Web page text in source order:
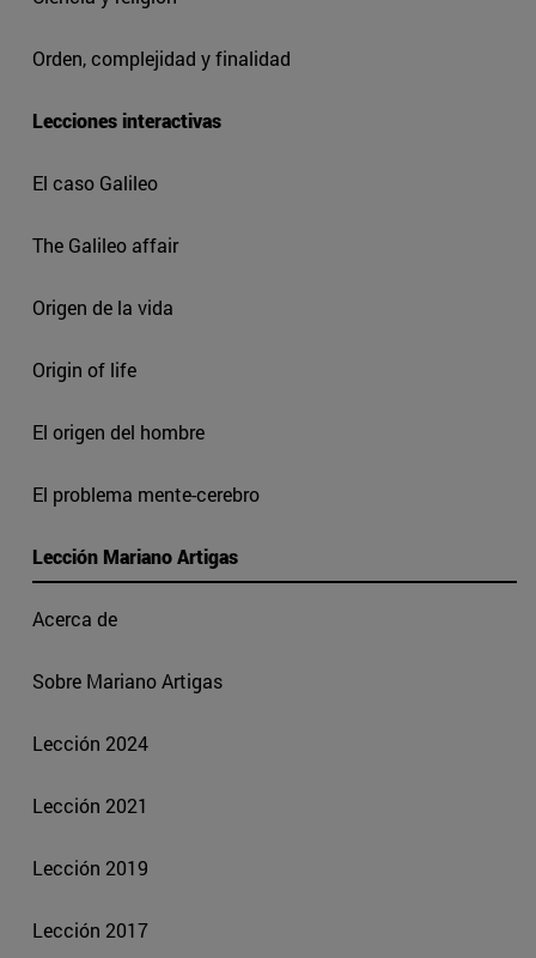
Orden, complejidad y finalidad
Lecciones interactivas
El caso Galileo
The Galileo affair
Origen de la vida
Origin of life
El origen del hombre
El problema mente-cerebro
Lección Mariano Artigas
Acerca de
Sobre Mariano Artigas
Lección 2024
Lección 2021
Lección 2019
Lección 2017